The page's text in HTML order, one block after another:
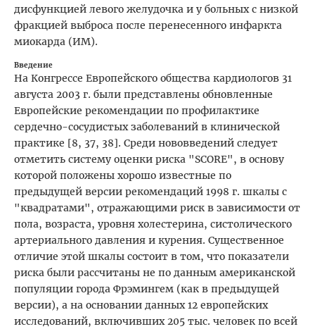
дисфункцией левого желудочка и у больных с низкой
фракцией выброса после перенесенного инфаркта
миокарда (ИМ).
Введение
На Конгрессе Европейского общества кардиологов 31
августа 2003 г. были представлены обновленные
Европейские рекомендации по профилактике
сердечно-сосудистых заболеваний в клинической
практике [8, 37, 38]. Среди нововведений следует
отметить систему оценки риска "SCORE", в основу
которой положены хорошо известные по
предыдущей версии рекомендаций 1998 г. шкалы с
"квадратами", отражающими риск в зависимости от
пола, возраста, уровня холестерина, систолического
артериального давления и курения. Существенное
отличие этой шкалы состоит в том, что показатели
риска были рассчитаны не по данным американской
популяции города Фрэмингем (как в предыдущей
версии), а на основании данных 12 европейских
исследований, включивших 205 тыс. человек по всей